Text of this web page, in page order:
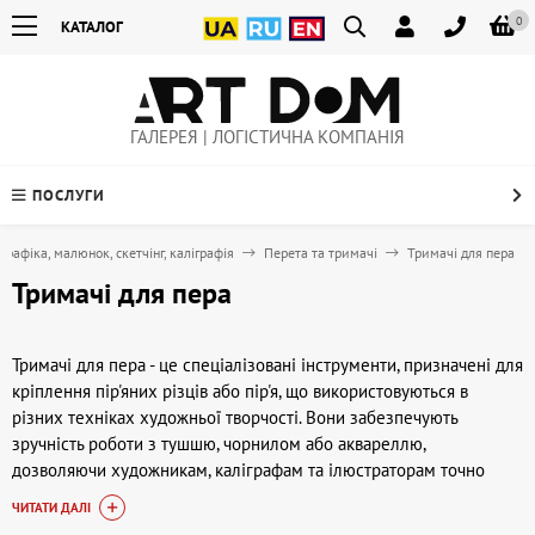
0
КАТАЛОГ
ГАЛЕРЕЯ | ЛОГІСТИЧНА КОМПАНІЯ
ПОСЛУГИ
Графіка, малюнок, скетчінг, каліграфія Перета та тримачі Тримачі для пера
Тримачі для пера
Тримачі для пера - це спеціалізовані інструменти, призначені для
кріплення пір'яних різців або пір'я, що використовуються в
різних техніках художньої творчості. Вони забезпечують
зручність роботи з тушшю, чорнилом або аквареллю,
дозволяючи художникам, каліграфам та ілюстраторам точно
контролювати лінію та інтенсивність штрихів. Такі тримачі
широко застосовуються при створенні малюнків, графічних
ЧИТАТИ ДАЛІ